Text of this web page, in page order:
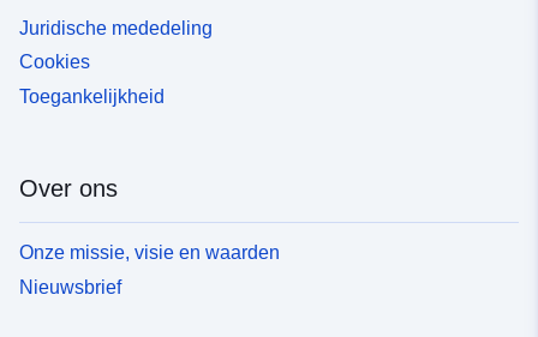
Juridische mededeling
Cookies
Toegankelijkheid
Over ons
Onze missie, visie en waarden
Nieuwsbrief